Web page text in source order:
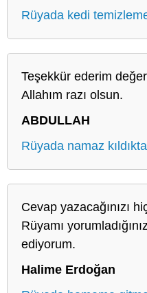
Rüyada kedi
Teşekkür ederim
Allahım razı olsun.
ABDULLAH
Rüyada namaz
Cevap yazacağınızı
Rüyamı
ediyorum.
Halime Erdoğan